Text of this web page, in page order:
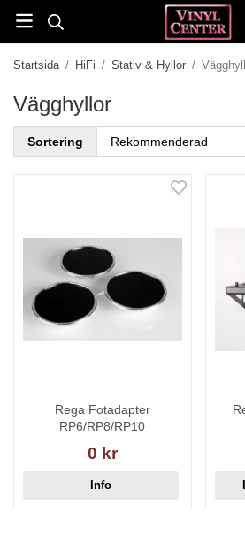
Startsida / HiFi / Stativ & Hyllor /
Vägghyllor
Sortering
Rega Fotadapter
RP6/RP8/RP10
0 kr
Info